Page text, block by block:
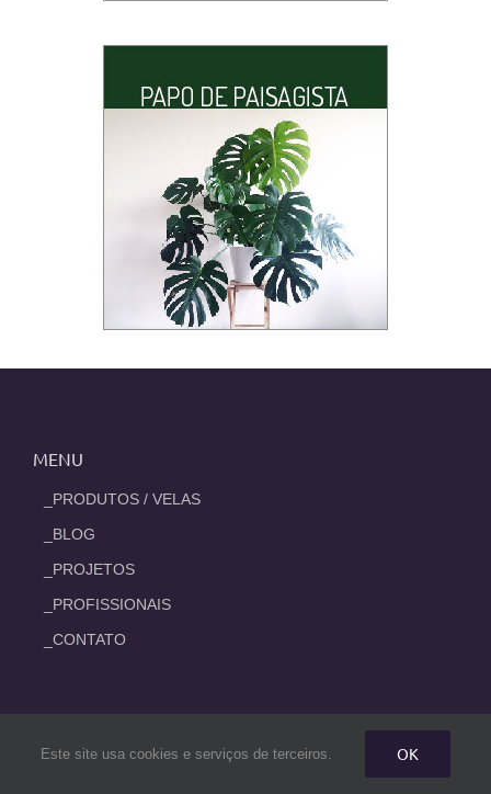
MENU
_PRODUTOS / VELAS
_BLOG
_PROJETOS
_PROFISSIONAIS
_CONTATO
Este site usa cookies e serviços de terceiros. OK